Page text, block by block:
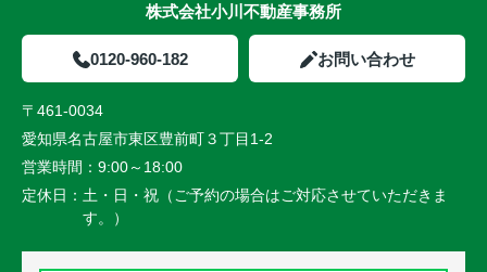
株式会社小川不動産事務所
0120-960-182 お問い合わせ
〒461-0034
愛知県名古屋市東区豊前町３丁目1-2
営業時間： 9:00～18:00
定休日： 土・日・祝（ご予約の場合はご対応させていただきま
す。）